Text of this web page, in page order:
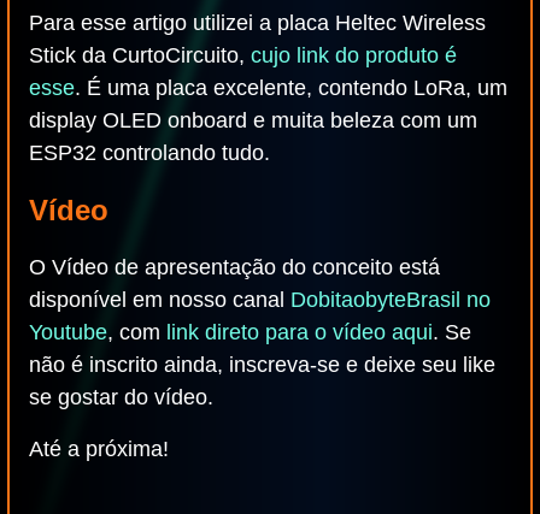
Para esse artigo utilizei a placa Heltec Wireless
Stick da CurtoCircuito, cujo link do produto é
esse. É uma placa excelente, contendo LoRa, um
display OLED onboard e muita beleza com um
ESP32 controlando tudo.
Vídeo
O Vídeo de apresentação do conceito está
disponível em nosso canal DobitaobyteBrasil no
Youtube, com link direto para o vídeo aqui. Se
não é inscrito ainda, inscreva-se e deixe seu like
se gostar do vídeo.
Até a próxima!